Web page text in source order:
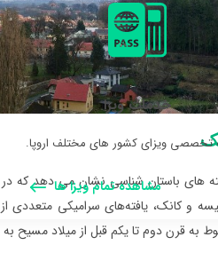
خدمات ویزا
ویزای کشور های مختلف اروپا.
مشاهده تمام ویزا ها
‌های باستان ‌شناسی نشان می‌ دهد که